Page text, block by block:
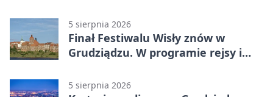
odwrócili losy meczu
5 sierpnia 2026
Finał Festiwalu Wisły znów w
Grudziądzu. W programie rejsy i
5 sierpnia 2026